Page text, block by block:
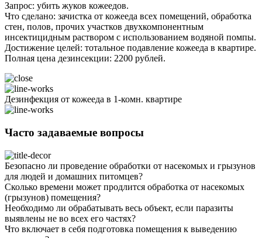
Запрос: убить жуков кожеедов.
Что сделано: зачистка от кожееда всех помещений, обработка
стен, полов, прочих участков двухкомпонентным
инсектицидным раствором с использованием водяной помпы.
Достижение целей: тотальное подавление кожееда в квартире.
Полная цена дезинсекции: 2200 рублей.
Дезинфекция от кожееда в 1-комн. квартире
Часто задаваемые вопросы
Безопасно ли проведение обработки от насекомых и грызунов
для людей и домашних питомцев?
Сколько времени может продлится обработка от насекомых
(грызунов) помещения?
Необходимо ли обрабатывать весь объект, если паразиты
выявлены не во всех его частях?
Что включает в себя подготовка помещения к выведению